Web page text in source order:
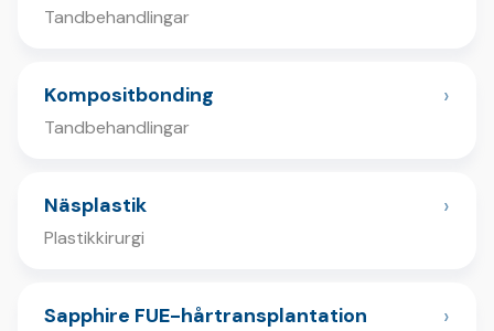
Tandbehandlingar
Kompositbonding
Tandbehandlingar
›
Näsplastik
Plastikkirurgi
›
Sapphire FUE-hårtransplantation ›